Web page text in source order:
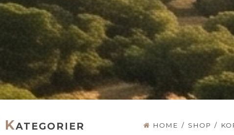
KATEGORIER HOME / SHOP /